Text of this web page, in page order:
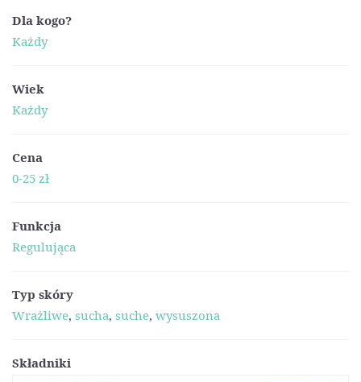
Dla kogo?
Każdy
Wiek
Każdy
Cena
0-25 zł
Funkcja
Regulująca
Typ skóry
Wrażliwe, sucha, suche, wysuszona
Składniki